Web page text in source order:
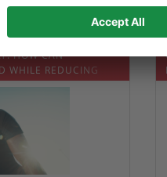
HOW CAN
WHILE REDUCING